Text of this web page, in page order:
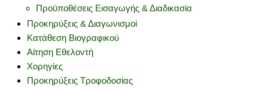
Προϋποθέσεις Εισαγωγής & Διαδικασία
Προκηρύξεις & Διαγωνισμοί
Κατάθεση Βιογραφικού
Αίτηση Εθελοντή
Χορηγίες
Προκηρύξεις Τροφοδοσίας